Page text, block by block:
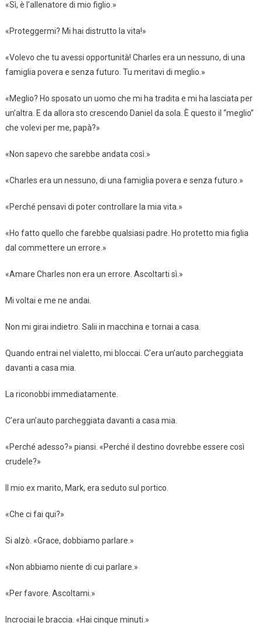
«Sì, è l’allenatore di mio figlio.»
«Proteggermi? Mi hai distrutto la vita!»
«Volevo che tu avessi opportunità! Charles era un nessuno, di una
famiglia povera e senza futuro. Tu meritavi di meglio.»
«Meglio? Ho sposato un uomo che mi ha tradita e mi ha lasciata per
un’altra. E da allora sto crescendo Daniel da sola. È questo il “meglio”
che volevi per me, papà?»
«Non sapevo che sarebbe andata così.»
«Charles era un nessuno, di una famiglia povera e senza futuro.»
«Perché pensavi di poter controllare la mia vita.»
«Ho fatto quello che farebbe qualsiasi padre. Ho protetto mia figlia
dal commettere un errore.»
«Amare Charles non era un errore. Ascoltarti sì.»
Mi voltai e me ne andai.
Non mi girai indietro. Salii in macchina e tornai a casa.
Quando entrai nel vialetto, mi bloccai. C’era un’auto parcheggiata
davanti a casa mia.
La riconobbi immediatamente.
C’era un’auto parcheggiata davanti a casa mia.
«Perché adesso?» piansi. «Perché il destino dovrebbe essere così
crudele?»
Il mio ex marito, Mark, era seduto sul portico.
«Che ci fai qui?»
Si alzò. «Grace, dobbiamo parlare.»
«Non abbiamo niente di cui parlare.»
«Per favore. Ascoltami.»
Incrociai le braccia. «Hai cinque minuti.»